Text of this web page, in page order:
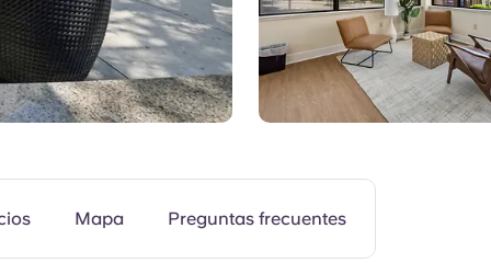
Zonas comunes
Mapa Preguntas frecuentes